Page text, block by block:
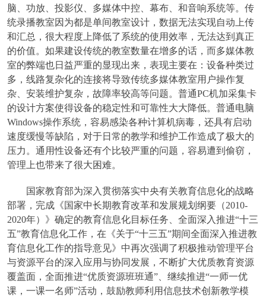
脑、功放、投影仪、多媒体中控、幕布、和音响系统等。传
统录播教室因为都是单间教室设计，数据无法实现自动上传
和汇总，很大程度上降低了系统的使用效率，无法达到真正
的价值。如果建设传统的教室数量在增多的话，而多媒体教
室的弊端也日益严重的显现出来，表现主要在：设备种类过
多，线路复杂化的连接将导致传统多媒体教室用户操作复
杂、安装维护复杂，故障率较高等问题。普通PC机加采集卡
的设计方案使得设备的稳定性和可靠性大大降低。普通电脑
Windows操作系统，容易感染各种计算机病毒，还具有启动
速度缓慢等缺陷，对于日常的教学和维护工作造成了极大的
压力。通用性设备还有个比较严重的问题，容易遭到偷窃，
管理上也带来了很大困难。
国家教育部为深入贯彻落实中央有关教育信息化的战略
部署，完成《国家中长期教育改革和发展规划纲要（2010-
2020年）》确定的教育信息化目标任务、全面深入推进“十三
五”教育信息化工作，在《关于“十三五”期间全面深入推进教
育信息化工作的指导意见》中再次强调了积极推动管理平台
与资源平台的深入应用与协同发展，不断扩大优质教育资源
覆盖面，全面推进“优质资源班班通”、继续推进“一师一优
课，一课一名师”活动，鼓励教师利用信息技术创新教学模